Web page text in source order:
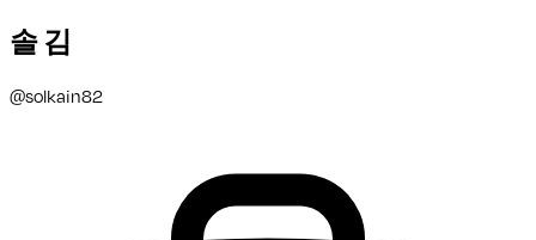
솔 김
@solkain82